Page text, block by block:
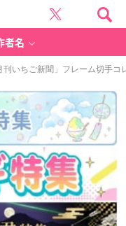
者名
いちご新聞」フレーム切手コ